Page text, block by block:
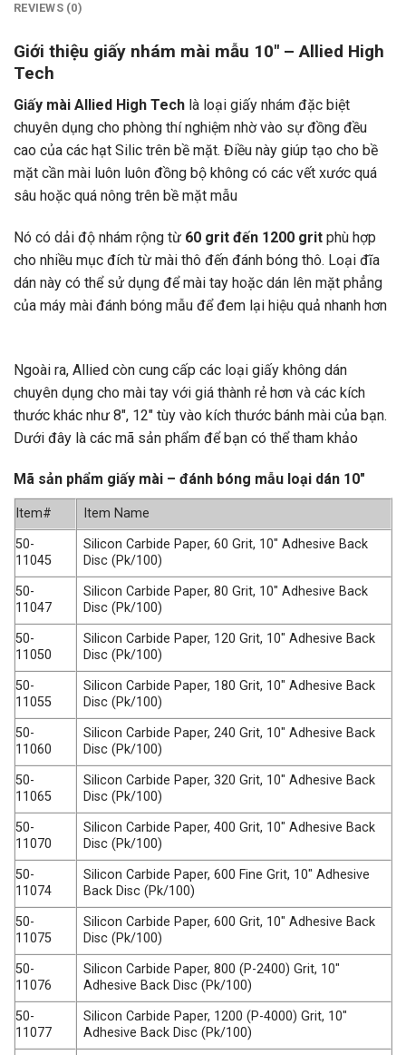
REVIEWS (0)
Giới thiệu giấy nhám mài mẫu 10″ – Allied High
Tech
Giấy mài Allied High Tech là loại giấy nhám đặc biệt
chuyên dụng cho phòng thí nghiệm nhờ vào sự đồng đều
cao của các hạt Silic trên bề mặt. Điều này giúp tạo cho bề
mặt cần mài luôn luôn đồng bộ không có các vết xước quá
sâu hoặc quá nông trên bề mặt mẫu
Nó có dải độ nhám rộng từ 60 grit đến 1200 grit phù hợp
cho nhiều mục đích từ mài thô đến đánh bóng thô. Loại đĩa
dán này có thể sử dụng để mài tay hoặc dán lên mặt phẳng
của máy mài đánh bóng mẫu để đem lại hiệu quả nhanh hơn
Ngoài ra, Allied còn cung cấp các loại giấy không dán
chuyên dụng cho mài tay với giá thành rẻ hơn và các kích
thước khác như 8″, 12″ tùy vào kích thước bánh mài của bạn.
Dưới đây là các mã sản phẩm để bạn có thể tham khảo
Mã sản phẩm giấy mài – đánh bóng mẫu loại dán 10″
Item#
Item Name
50-
11045
Silicon Carbide Paper, 60 Grit, 10″ Adhesive Back
Disc (Pk/100)
50-
11047
Silicon Carbide Paper, 80 Grit, 10″ Adhesive Back
Disc (Pk/100)
50-
11050
Silicon Carbide Paper, 120 Grit, 10″ Adhesive Back
Disc (Pk/100)
50-
11055
Silicon Carbide Paper, 180 Grit, 10″ Adhesive Back
Disc (Pk/100)
50-
11060
Silicon Carbide Paper, 240 Grit, 10″ Adhesive Back
Disc (Pk/100)
50-
11065
Silicon Carbide Paper, 320 Grit, 10″ Adhesive Back
Disc (Pk/100)
50-
11070
Silicon Carbide Paper, 400 Grit, 10″ Adhesive Back
Disc (Pk/100)
50-
11074
Silicon Carbide Paper, 600 Fine Grit, 10″ Adhesive
Back Disc (Pk/100)
50-
11075
Silicon Carbide Paper, 600 Grit, 10″ Adhesive Back
Disc (Pk/100)
50-
11076
Silicon Carbide Paper, 800 (P-2400) Grit, 10″
Adhesive Back Disc (Pk/100)
50-
11077
Silicon Carbide Paper, 1200 (P-4000) Grit, 10″
Adhesive Back Disc (Pk/100)